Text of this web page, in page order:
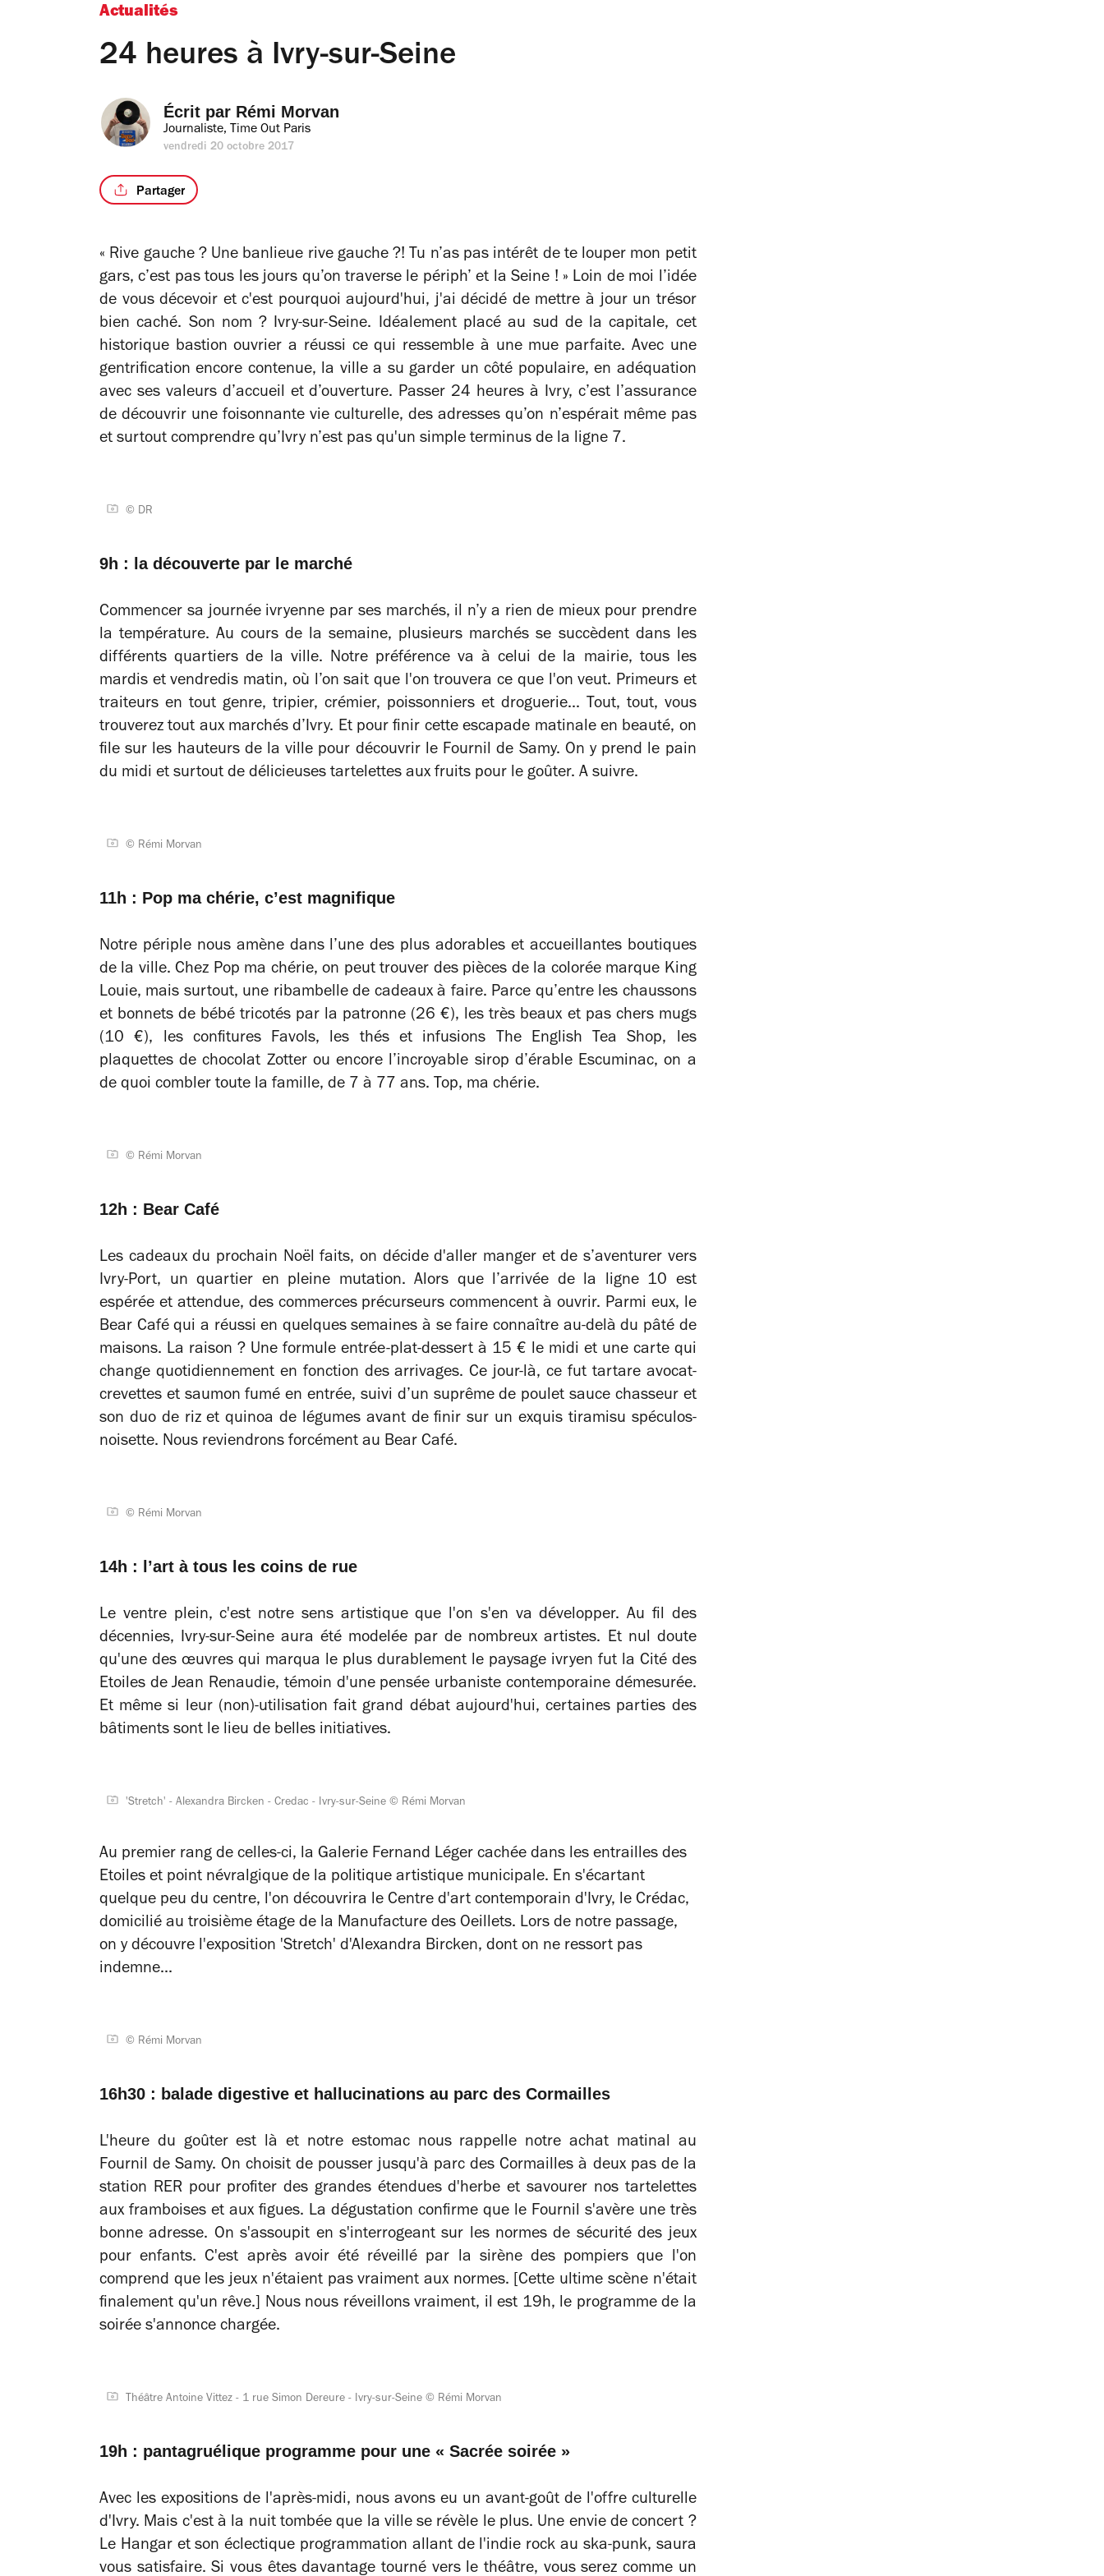
Actualités
24 heures à Ivry-sur-Seine
Écrit par Rémi Morvan
Journaliste, Time Out Paris
vendredi 20 octobre 2017
Partager
« Rive gauche ? Une banlieue rive gauche ?! Tu n’as pas intérêt de te louper mon petit
gars, c’est pas tous les jours qu’on traverse le périph’ et la Seine ! » Loin de moi l’idée
de vous décevoir et c'est pourquoi aujourd'hui, j'ai décidé de mettre à jour un trésor
bien caché. Son nom ? Ivry-sur-Seine. Idéalement placé au sud de la capitale, cet
historique bastion ouvrier a réussi ce qui ressemble à une mue parfaite. Avec une
gentrification encore contenue, la ville a su garder un côté populaire, en adéquation
avec ses valeurs d’accueil et d’ouverture. Passer 24 heures à Ivry, c’est l’assurance
de découvrir une foisonnante vie culturelle, des adresses qu’on n’espérait même pas
et surtout comprendre qu’Ivry n’est pas qu'un simple terminus de la ligne 7.
© DR
9h : la découverte par le marché
Commencer sa journée ivryenne par ses marchés, il n’y a rien de mieux pour prendre
la température. Au cours de la semaine, plusieurs marchés se succèdent dans les
différents quartiers de la ville. Notre préférence va à celui de la mairie, tous les
mardis et vendredis matin, où l’on sait que l'on trouvera ce que l'on veut. Primeurs et
traiteurs en tout genre, tripier, crémier, poissonniers et droguerie... Tout, tout, vous
trouverez tout aux marchés d’Ivry. Et pour finir cette escapade matinale en beauté, on
file sur les hauteurs de la ville pour découvrir le Fournil de Samy. On y prend le pain
du midi et surtout de délicieuses tartelettes aux fruits pour le goûter. A suivre.
© Rémi Morvan
11h : Pop ma chérie, c’est magnifique
Notre périple nous amène dans l’une des plus adorables et accueillantes boutiques
de la ville. Chez Pop ma chérie, on peut trouver des pièces de la colorée marque King
Louie, mais surtout, une ribambelle de cadeaux à faire. Parce qu’entre les chaussons
et bonnets de bébé tricotés par la patronne (26 €), les très beaux et pas chers mugs
(10 €), les confitures Favols, les thés et infusions The English Tea Shop, les
plaquettes de chocolat Zotter ou encore l’incroyable sirop d’érable Escuminac, on a
de quoi combler toute la famille, de 7 à 77 ans. Top, ma chérie.
© Rémi Morvan
12h : Bear Café
Les cadeaux du prochain Noël faits, on décide d'aller manger et de s’aventurer vers
Ivry-Port, un quartier en pleine mutation. Alors que l’arrivée de la ligne 10 est
espérée et attendue, des commerces précurseurs commencent à ouvrir. Parmi eux, le
Bear Café qui a réussi en quelques semaines à se faire connaître au-delà du pâté de
maisons. La raison ? Une formule entrée-plat-dessert à 15 € le midi et une carte qui
change quotidiennement en fonction des arrivages. Ce jour-là, ce fut tartare avocat-
crevettes et saumon fumé en entrée, suivi d’un suprême de poulet sauce chasseur et
son duo de riz et quinoa de légumes avant de finir sur un exquis tiramisu spéculos-
noisette. Nous reviendrons forcément au Bear Café.
© Rémi Morvan
14h : l’art à tous les coins de rue
Le ventre plein, c'est notre sens artistique que l'on s'en va développer. Au fil des
décennies, Ivry-sur-Seine aura été modelée par de nombreux artistes. Et nul doute
qu'une des œuvres qui marqua le plus durablement le paysage ivryen fut la Cité des
Etoiles de Jean Renaudie, témoin d'une pensée urbaniste contemporaine démesurée.
Et même si leur (non)-utilisation fait grand débat aujourd'hui, certaines parties des
bâtiments sont le lieu de belles initiatives.
'Stretch' - Alexandra Bircken - Credac - Ivry-sur-Seine © Rémi Morvan
Au premier rang de celles-ci, la Galerie Fernand Léger cachée dans les entrailles des
Etoiles et point névralgique de la politique artistique municipale. En s'écartant
quelque peu du centre, l'on découvrira le Centre d'art contemporain d'Ivry, le Crédac,
domicilié au troisième étage de la Manufacture des Oeillets. Lors de notre passage,
on y découvre l'exposition 'Stretch' d'Alexandra Bircken, dont on ne ressort pas
indemne...
© Rémi Morvan
16h30 : balade digestive et hallucinations au parc des Cormailles
L'heure du goûter est là et notre estomac nous rappelle notre achat matinal au
Fournil de Samy. On choisit de pousser jusqu'à parc des Cormailles à deux pas de la
station RER pour profiter des grandes étendues d'herbe et savourer nos tartelettes
aux framboises et aux figues. La dégustation confirme que le Fournil s'avère une très
bonne adresse. On s'assoupit en s'interrogeant sur les normes de sécurité des jeux
pour enfants. C'est après avoir été réveillé par la sirène des pompiers que l'on
comprend que les jeux n'étaient pas vraiment aux normes. [Cette ultime scène n'était
finalement qu'un rêve.] Nous nous réveillons vraiment, il est 19h, le programme de la
soirée s'annonce chargée.
Théâtre Antoine Vittez - 1 rue Simon Dereure - Ivry-sur-Seine © Rémi Morvan
19h : pantagruélique programme pour une « Sacrée soirée »
Avec les expositions de l'après-midi, nous avons eu un avant-goût de l'offre culturelle
d'Ivry. Mais c'est à la nuit tombée que la ville se révèle le plus. Une envie de concert ?
Le Hangar et son éclectique programmation allant de l'indie rock au ska-punk, saura
vous satisfaire. Si vous êtes davantage tourné vers le théâtre, vous serez comme un